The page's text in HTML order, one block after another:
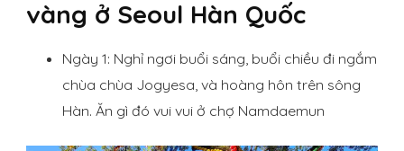
vàng ở Seoul Hàn Quốc
Ngày 1: Nghỉ ngơi buổi sáng, buổi chiều đi ngắm
chùa chùa Jogyesa, và hoàng hôn trên sông
Hàn. Ăn gì đó vui vui ở chợ Namdaemun